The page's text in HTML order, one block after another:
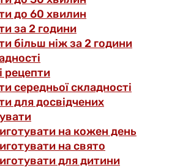
до 60 хвилин
за 2 години
більш ніж за 2 години
рецепти
середньої складності
для досвідчених
на кожен день
на свято
для дитини